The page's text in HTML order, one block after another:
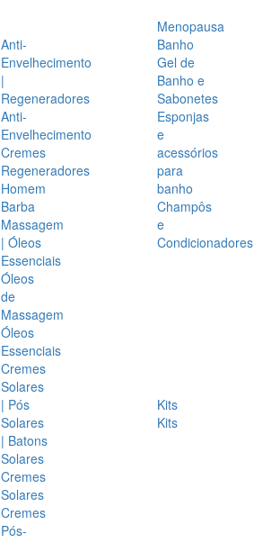
Menopausa
Anti-
Envelhecimento
|
Regeneradores
Anti-
Envelhecimento
Cremes
Regeneradores
Homem
Barba
Massagem
| Óleos
Essenciais
Óleos
de
Massagem
Óleos
Essenciais
Cremes
Solares
| Pós
Solares
| Batons
Solares
Cremes
Solares
Cremes
Pós-
Banho
Gel de
Banho e
Sabonetes
Esponjas
e
acessórios
para
banho
Champôs
e
Condicionadores
Kits
Kits